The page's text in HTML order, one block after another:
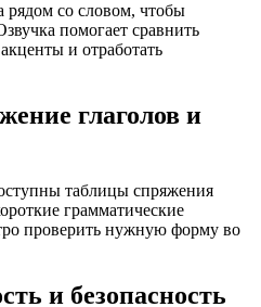
рядом со словом, чтобы
помогает сравнить
и отработать
глаголов и
таблицы спряжения
грамматические
проверить нужную форму во
и безопасность